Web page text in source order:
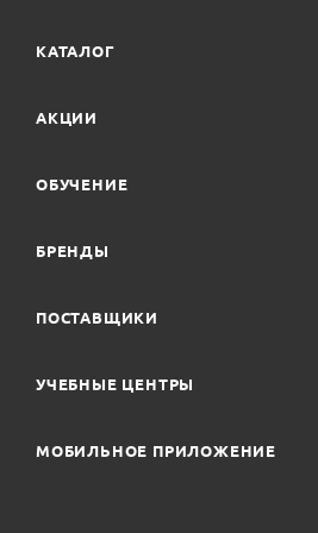
КАТАЛОГ
АКЦИИ
ОБУЧЕНИЕ
БРЕНДЫ
ПОСТАВЩИКИ
УЧЕБНЫЕ ЦЕНТРЫ
МОБИЛЬНОЕ ПРИЛОЖЕНИЕ